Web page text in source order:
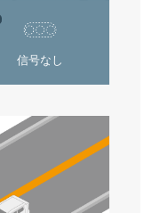
信号なし